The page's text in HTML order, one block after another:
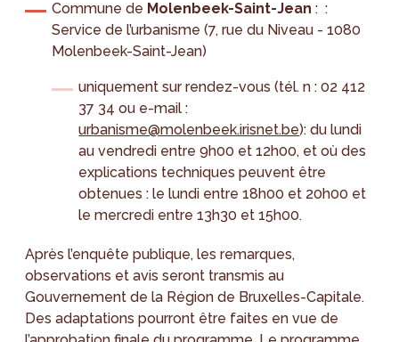
Commune de Molenbeek-Saint-Jean : :
Service de l’urbanisme (7, rue du Niveau - 1080
Molenbeek-Saint-Jean)
uniquement sur rendez-vous (tél. n : 02 412
37 34 ou e-mail :
urbanisme@molenbeek.irisnet.be): du lundi
au vendredi entre 9h00 et 12h00, et où des
explications techniques peuvent être
obtenues : le lundi entre 18h00 et 20h00 et
le mercredi entre 13h30 et 15h00.
Après l’enquête publique, les remarques,
observations et avis seront transmis au
Gouvernement de la Région de Bruxelles-Capitale.
Des adaptations pourront être faites en vue de